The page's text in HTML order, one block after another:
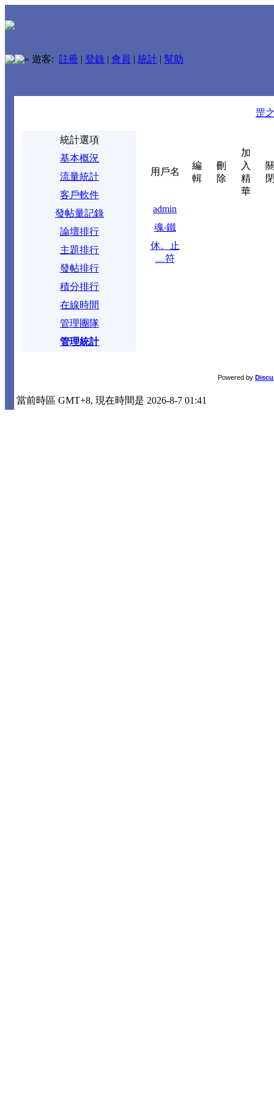
» 遊客: 註冊 | 登錄 | 會員 | 統計 | 幫助
罡
統計選項
基本概況
流量統計
客戶軟件
發帖量記錄
論壇排行
主題排行
發帖排行
積分排行
在線時間
管理團隊
管理統計
用戶名
編
輯
刪
除
加
入
精
華
admin
魂‧鐵
休。止
﹏符
Powered by
當前時區 GMT+8, 現在時間是 2026-8-7 01:41